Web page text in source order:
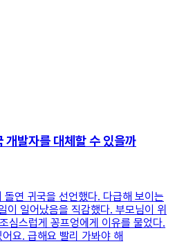
개발자를 대체할 수 있을까
연 귀국을 선언했다. 다급해 보이는
이 일어났음을 직감했다. 부모님이 위
심스럽게 꽁프엉에게 이유를 물었다.
요. 급해요 빨리 가봐야 해